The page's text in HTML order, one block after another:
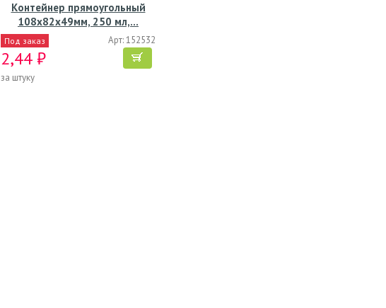
Контейнер прямоугольный
108х82х49мм, 250 мл,…
Под заказ Арт: 152532
2,44 ₽
за штуку